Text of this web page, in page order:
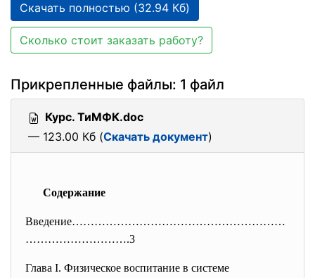
Скачать полностью (32.94 Кб)
Сколько стоит заказать работу?
Прикрепленные файлы: 1 файл
Курс. ТиМФК.doc
— 123.00 Кб (Скачать документ)
Содержание
Введение…………………………………………………
……………………….3
Глава I. Физическое воспитание в системе